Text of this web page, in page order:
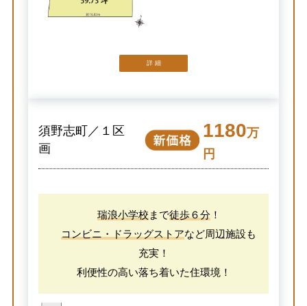
詳 細
須野志町／１区
画
1180万
円
瑞浪小学校 まで徒歩６分！
コンビニ・ドラッグストアなど周辺施設も
充実！
利便性の高い落ち着いた住環境！